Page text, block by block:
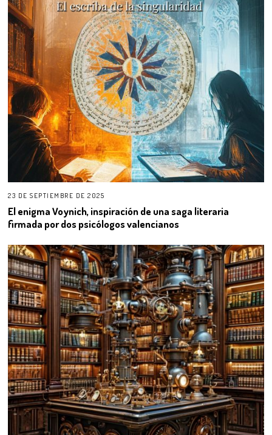
23 DE SEPTIEMBRE DE 2025
El enigma Voynich, inspiración de una saga literaria
firmada por dos psicólogos valencianos